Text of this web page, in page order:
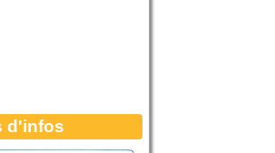
d'infos